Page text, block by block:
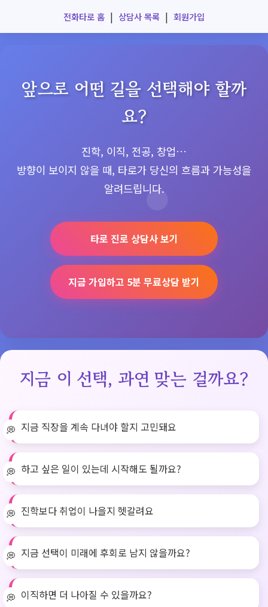
사주모아 - 전화타로 전문 플랫폼
전화타로 홈 | 상담사 목록 | 회원가입
앞으로 어떤 길을 선택해야 할까
요?
진학, 이직, 전공, 창업…
방향이 보이지 않을 때, 타로가 당신의 흐름과 가능성을
알려드립니다.
타로 진로 상담사 보기
지금 가입하고 5분 무료상담 받기
지금 이 선택, 과연 맞는 걸까요?
지금 직장을 계속 다녀야 할지 고민돼요
하고 싶은 일이 있는데 시작해도 될까요?
진학보다 취업이 나을지 헷갈려요
지금 선택이 미래에 후회로 남지 않을까요?
이직하면 더 나아질 수 있을까요?